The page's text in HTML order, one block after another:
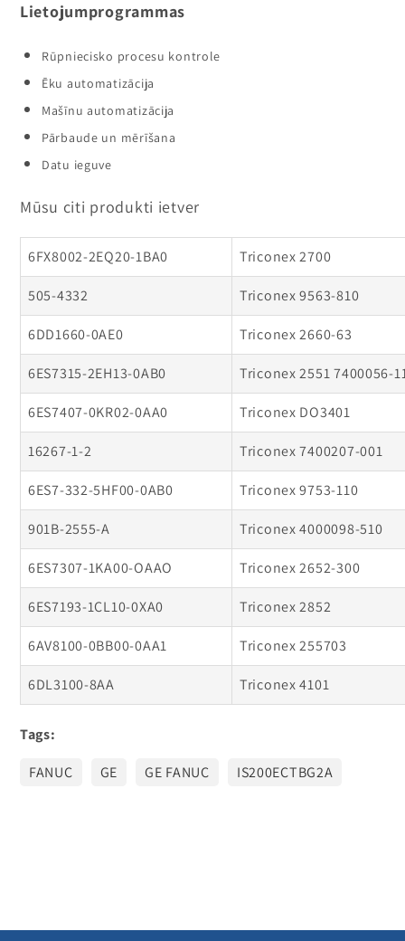
Lietojumprogrammas
Rūpniecisko procesu kontrole
Ēku automatizācija
Mašīnu automatizācija
Pārbaude un mērīšana
Datu ieguve
Mūsu citi produkti ietver
6FX8002-2EQ20-1BA0 Triconex 2700
505-4332 Triconex 9563-810
6DD1660-0AE0 Triconex 2660-63
6ES7315-2EH13-0AB0 Triconex 2551 7400056-
6ES7407-0KR02-0AA0 Triconex DO3401
16267-1-2 Triconex 7400207-001
6ES7-332-5HF00-0AB0 Triconex 9753-110
901B-2555-A Triconex 4000098-510
6ES7307-1KA00-OAAO Triconex 2652-300
6ES7193-1CL10-0XA0 Triconex 2852
6AV8100-0BB00-0AA1 Triconex 255703
6DL3100-8AA Triconex 4101
Tags:
FANUC
GE GE FANUC IS200ECTBG2A